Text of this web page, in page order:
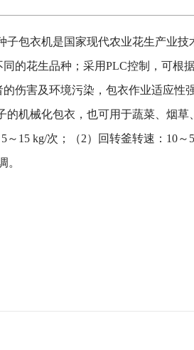
子包衣机是国家现代农业花生产业
的花生品种；采用PLC控制，可根
伤害及环境污染，包衣作业适应性强
的机械化包衣，也可用于蔬菜、烟
5～ 15 kg/次；（2）回转釜转速： 10～
。